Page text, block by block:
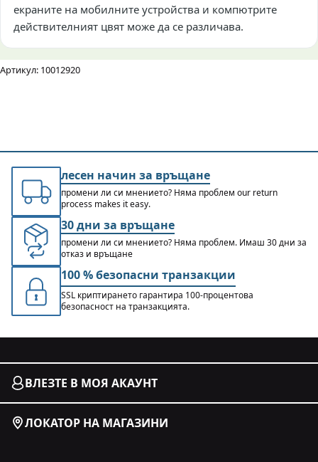
екраните на мобилните устройства и компютрите
действителният цвят може да се различава.
Артикул: 10012920
лесен начин за връщане
промени ли си мнението? Няма проблем our return
process makes it easy.
30 дни за връщане
промени ли си мнението? Няма проблем. Имаш 30 дни за
отказ и връщане
100 % безопасни транзакции
SSL криптирането гарантира 100-процентова
безопасност на транзакцията.
ВЛЕЗТЕ В МОЯ АКАУНТ
ЛОКАТОР НА МАГАЗИНИ